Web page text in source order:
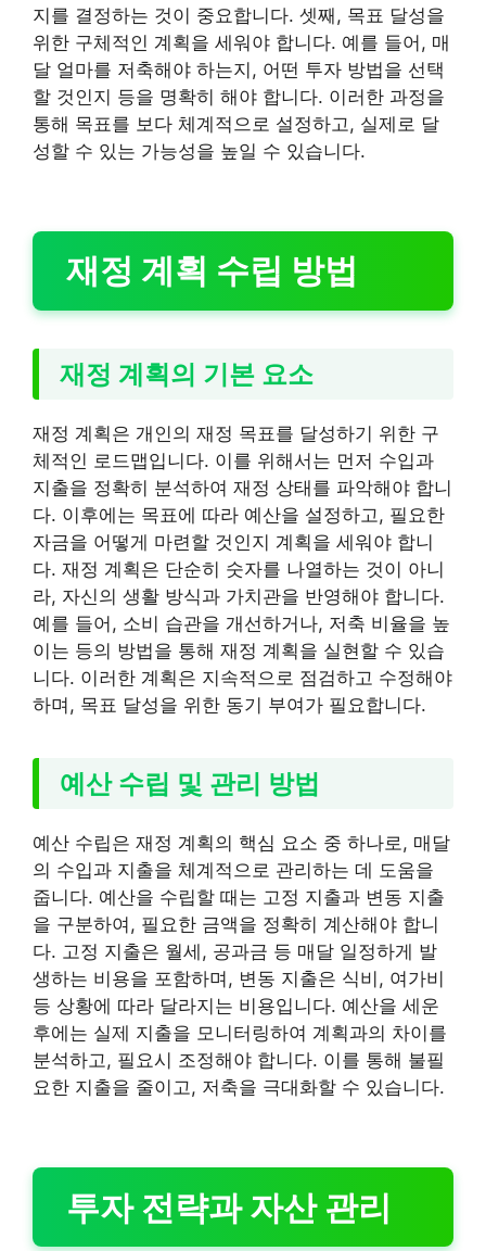
지를 결정하는 것이 중요합니다. 셋째, 목표 달성을
위한 구체적인 계획을 세워야 합니다. 예를 들어, 매
달 얼마를 저축해야 하는지, 어떤 투자 방법을 선택
할 것인지 등을 명확히 해야 합니다. 이러한 과정을
통해 목표를 보다 체계적으로 설정하고, 실제로 달
성할 수 있는 가능성을 높일 수 있습니다.
재정 계획 수립 방법
재정 계획의 기본 요소
재정 계획은 개인의 재정 목표를 달성하기 위한 구
체적인 로드맵입니다. 이를 위해서는 먼저 수입과
지출을 정확히 분석하여 재정 상태를 파악해야 합니
다. 이후에는 목표에 따라 예산을 설정하고, 필요한
자금을 어떻게 마련할 것인지 계획을 세워야 합니
다. 재정 계획은 단순히 숫자를 나열하는 것이 아니
라, 자신의 생활 방식과 가치관을 반영해야 합니다.
예를 들어, 소비 습관을 개선하거나, 저축 비율을 높
이는 등의 방법을 통해 재정 계획을 실현할 수 있습
니다. 이러한 계획은 지속적으로 점검하고 수정해야
하며, 목표 달성을 위한 동기 부여가 필요합니다.
예산 수립 및 관리 방법
예산 수립은 재정 계획의 핵심 요소 중 하나로, 매달
의 수입과 지출을 체계적으로 관리하는 데 도움을
줍니다. 예산을 수립할 때는 고정 지출과 변동 지출
을 구분하여, 필요한 금액을 정확히 계산해야 합니
다. 고정 지출은 월세, 공과금 등 매달 일정하게 발
생하는 비용을 포함하며, 변동 지출은 식비, 여가비
등 상황에 따라 달라지는 비용입니다. 예산을 세운
후에는 실제 지출을 모니터링하여 계획과의 차이를
분석하고, 필요시 조정해야 합니다. 이를 통해 불필
요한 지출을 줄이고, 저축을 극대화할 수 있습니다.
투자 전략과 자산 관리